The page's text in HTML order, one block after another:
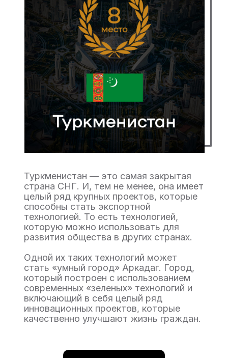
Туркменистан — это самая закрытая
страна СНГ. И, тем не менее, она имеет
целый ряд крупных проектов, которые
способны стать экспортной
технологией. То есть технологией,
которую можно использовать для
развития общества в других странах.
Одной их таких технологий может
стать «умный город» Аркадаг. Город,
который построен с использованием
современных «зеленых» технологий и
включающий в себя целый ряд
инновационных проектов, которые
качественно улучшают жизнь граждан.